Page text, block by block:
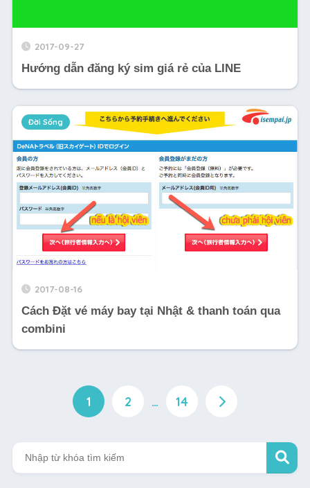
2017-09-27
Hướng dẫn đăng ký sim giá rẻ của LINE
2017-08-16
Cách Đặt vé máy bay tại Nhật & thanh toán qua
combini
Đời Sống
1 2 … 14